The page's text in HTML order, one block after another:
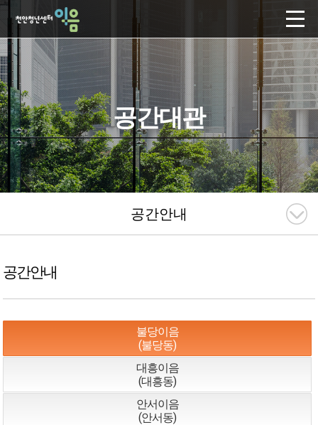
공간대관
공간안내
공간안내
불당이음
(불당동)
대흥이음
(대흥동)
안서이음
(안서동)